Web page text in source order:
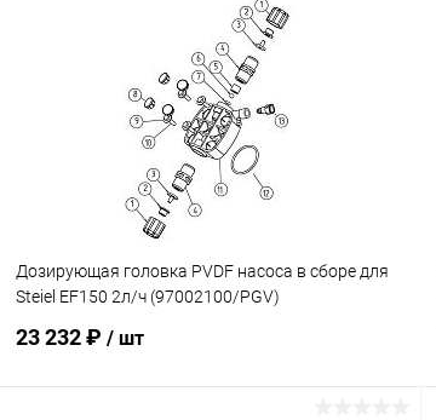
В корзину
К сравнению В наличии
Дозирующая головка PVDF насоса в сборе для
Steiel EF150 2л/ч (97002100/PGV)
23 232 ₽ / шт